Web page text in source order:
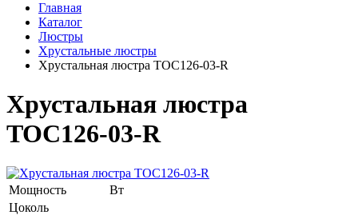
Главная
Каталог
Люстры
Хрустальные люстры
Хрустальная люстра TOC126-03-R
Хрустальная люстра
TOC126-03-R
Мощность
Вт
Цоколь